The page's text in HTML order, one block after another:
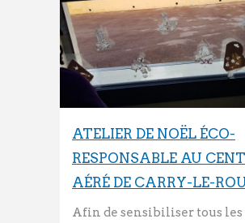
ATELIER DE NOËL ÉCO-
RESPONSABLE AU
AÉRÉ DE CARRY-LE-
Afin de sensibiliser tous